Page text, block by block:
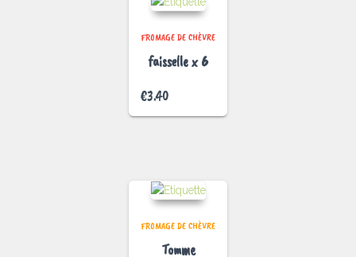
FROMAGE DE CHÈVRE
faisselle x 6
€3.40
FROMAGE DE CHÈVRE
Tomme